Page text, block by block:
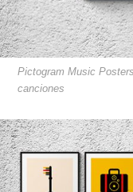
Pictogram Music
canciones